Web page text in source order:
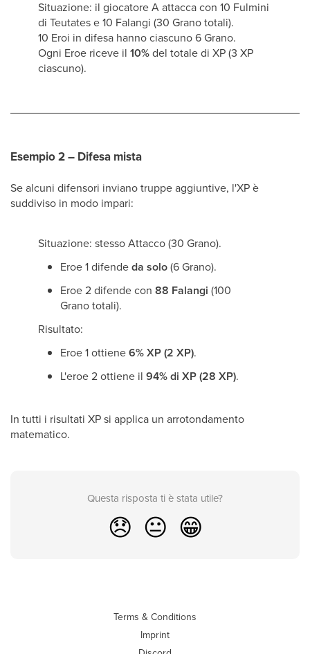
Situazione: il giocatore A attacca con 10 Fulmini
di Teutates e 10 Falangi (30 Grano totali).
10 Eroi in difesa hanno ciascuno 6 Grano.
Ogni Eroe riceve il 10%del totale di XP (3 XP
ciascuno).
Esempio 2 – Difesa mista
Se alcuni difensori inviano truppe aggiuntive, l'XP è
suddiviso in modo impari:
Situazione: stesso Attacco (30 Grano).
Eroe 1 difendeda solo(6 Grano).
Eroe 2 difende con 88 Falangi (100
Grano totali).
Risultato:
Eroe 1 ottiene6% XP (2 XP).
L'eroe 2 ottiene il 94% di XP (28 XP).
In tutti i risultati XP si applica un arrotondamento
matematico.
Questa risposta ti è stata utile?
😞 😐 😁
Terms & Conditions
Imprint